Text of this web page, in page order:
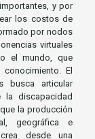
y por
los costos de
por nodos
virtuales
el mundo, que
El
busca articular
la discapacidad
la producción
geográfica e
desde una